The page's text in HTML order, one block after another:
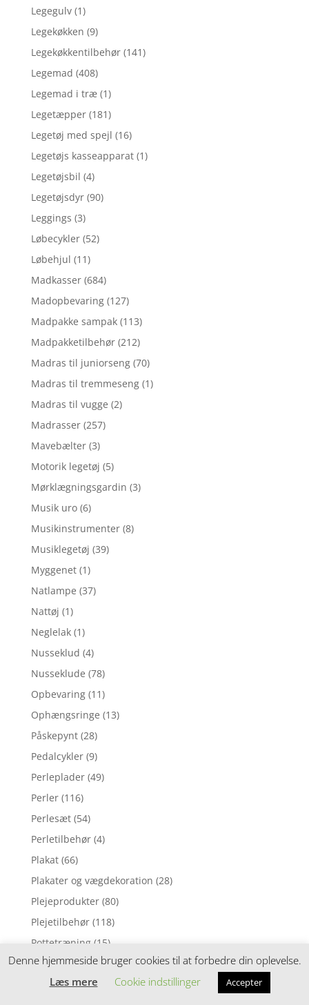
Legegulv (1)
Legekøkken (9)
Legekøkkentilbehør (141)
Legemad (408)
Legemad i træ (1)
Legetæpper (181)
Legetøj med spejl (16)
Legetøjs kasseapparat (1)
Legetøjsbil (4)
Legetøjsdyr (90)
Leggings (3)
Løbecykler (52)
Løbehjul (11)
Madkasser (684)
Madopbevaring (127)
Madpakke sampak (113)
Madpakketilbehør (212)
Madras til juniorseng (70)
Madras til tremmeseng (1)
Madras til vugge (2)
Madrasser (257)
Mavebælter (3)
Motorik legetøj (5)
Mørklægningsgardin (3)
Musik uro (6)
Musikinstrumenter (8)
Musiklegetøj (39)
Myggenet (1)
Natlampe (37)
Nattøj (1)
Neglelak (1)
Nusseklud (4)
Nusseklude (78)
Opbevaring (11)
Ophængsringe (13)
Påskepynt (28)
Pedalcykler (9)
Perleplader (49)
Perler (116)
Perlesæt (54)
Perletilbehør (4)
Plakat (66)
Plakater og vægdekoration (28)
Plejeprodukter (80)
Plejetilbehør (118)
Pottetræning (15)
Pude (1)
Pusleborde (84)
Denne hjemmeside bruger cookies til at forbedre din oplevelse.
Læs mere
Cookie indstillinger Accepter